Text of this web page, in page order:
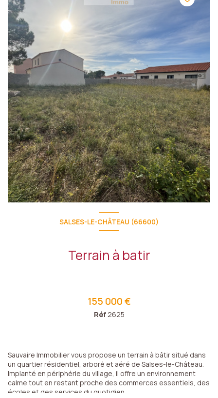
SALSES-LE-CHÂTEAU (66600)
Terrain à batir
155 000 €
Réf2625
Sauvaire Immobilier vous propose un terrain à bâtir situé dans
un quartier résidentiel, arboré et aéré de Salses-le-Château.
Implanté en périphérie du village, il offre un environnement
calme tout en restant proche des commerces essentiels, des
écoles et des services du quotidien.